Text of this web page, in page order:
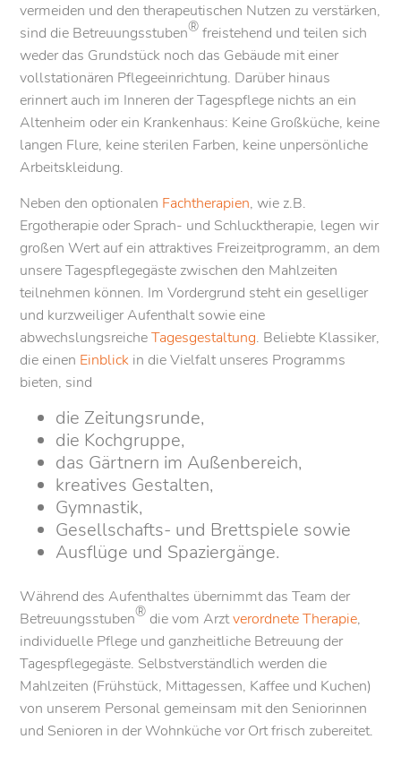
vermeiden und den therapeutischen Nutzen zu verstärken,
sind die Betreuungsstuben® freistehend und teilen sich
weder das Grundstück noch das Gebäude mit einer
vollstationären Pflegeeinrichtung. Darüber hinaus
erinnert auch im Inneren der Tagespflege nichts an ein
Altenheim oder ein Krankenhaus: Keine Großküche, keine
langen Flure, keine sterilen Farben, keine unpersönliche
Arbeitskleidung.
Neben den optionalen Fachtherapien, wie z.B.
Ergotherapie oder Sprach- und Schlucktherapie, legen wir
großen Wert auf ein attraktives Freizeitprogramm, an dem
unsere Tagespflegegäste zwischen den Mahlzeiten
teilnehmen können. Im Vordergrund steht ein geselliger
und kurzweiliger Aufenthalt sowie eine
abwechslungsreicheTagesgestaltung. Beliebte Klassiker,
die einen Einblick in die Vielfalt unseres Programms
bieten, sind
die Zeitungsrunde,
die Kochgruppe,
das Gärtnern im Außenbereich,
kreatives Gestalten,
Gymnastik,
Gesellschafts- und Brettspiele sowie
Ausflüge und Spaziergänge.
Während des Aufenthaltes übernimmt das Team der
Betreuungsstuben® die vom Arztverordnete Therapie,
individuelle Pflege und ganzheitliche Betreuung der
Tagespflegegäste. Selbstverständlich werden die
Mahlzeiten (Frühstück, Mittagessen, Kaffee und Kuchen)
von unserem Personal gemeinsam mit den Seniorinnen
und Senioren in der Wohnküche vor Ort frisch zubereitet.